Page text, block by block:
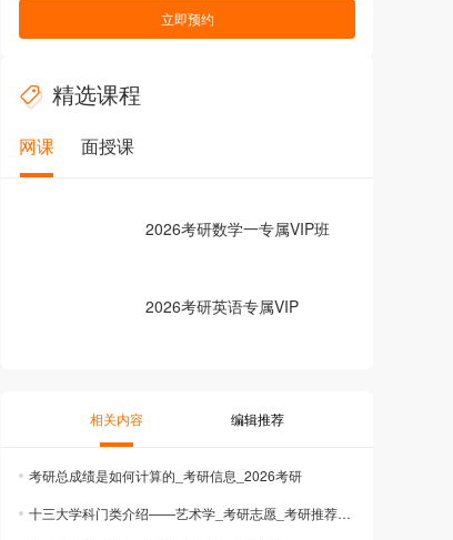
立即预约
精选课程
网课 面授课
2026考研数学一专属VIP班
2026考研英语专属VIP
相关内容 编辑推荐
考研总成绩是如何计算的_考研信息_2026考研
十三大学科门类介绍——艺术学_考研志愿_考研推荐院校